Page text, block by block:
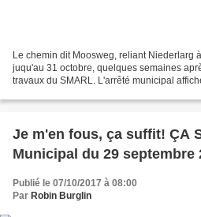
Le chemin dit Moosweg, reliant Niederlarg
juqu'au 31 octobre, quelques semaines
travaux du SMARL. L'arrêté municipal
Je m'en fous, ça suffit! ÇA
Municipal du 29 septembre
Publié le 07/10/2017 à 08:00
Par Robin Burglin